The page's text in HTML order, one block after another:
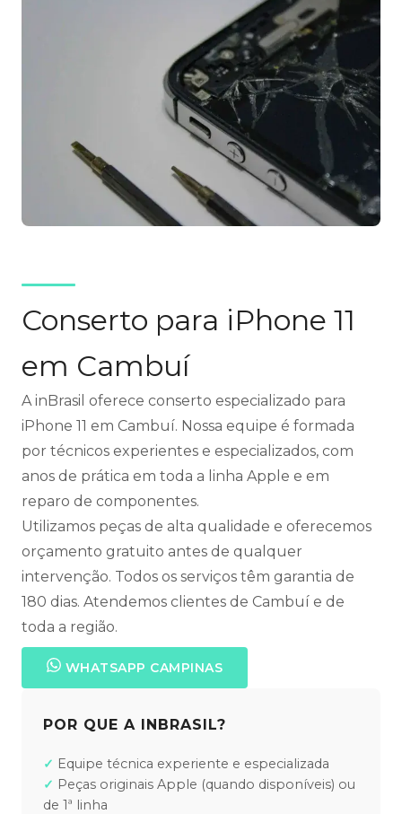
Conserto para iPhone 11
em Cambuí
A inBrasil oferece conserto especializado para
iPhone 11 em Cambuí. Nossa equipe é formada
por técnicos experientes e especializados, com
anos de prática em toda a linha Apple e em
reparo de componentes.
Utilizamos peças de alta qualidade e oferecemos
orçamento gratuito antes de qualquer
intervenção. Todos os serviços têm garantia de
180 dias. Atendemos clientes de Cambuí e de
toda a região.
WHATSAPP CAMPINAS
POR QUE A INBRASIL?
Equipe técnica experiente e especializada
Peças originais Apple (quando disponíveis) ou
de 1ª linha